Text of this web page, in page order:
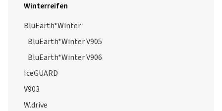
Winterreifen
BluEarth*Winter
BluEarth*Winter V905
BluEarth*Winter V906
IceGUARD
V903
W.drive